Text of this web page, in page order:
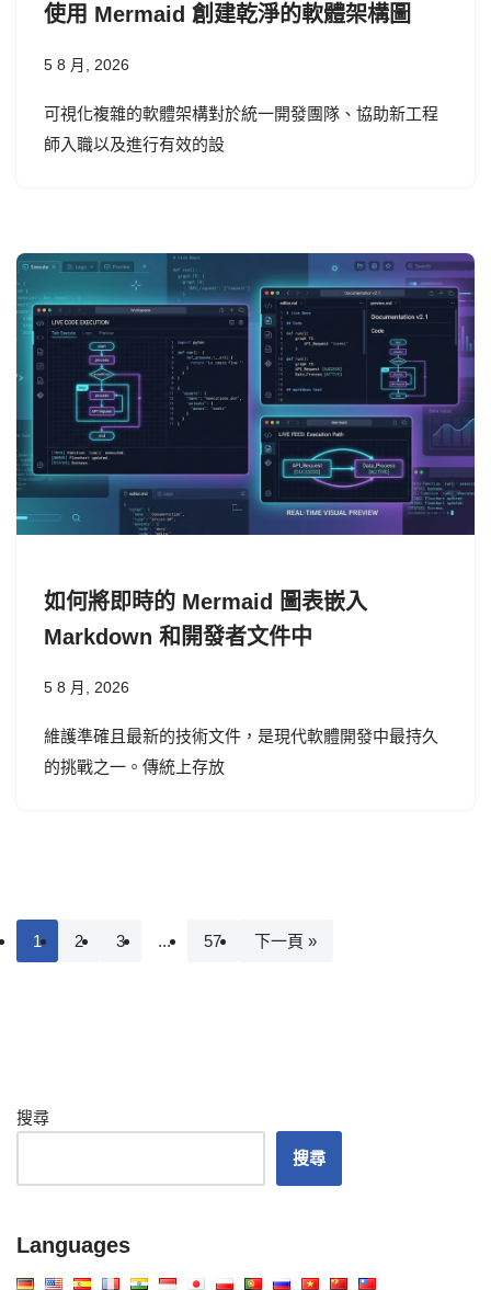
使用 Mermaid 創建乾淨的軟體架構圖
5 8 月, 2026
可視化複雜的軟體架構對於統一開發團隊、協助新工程
師入職以及進行有效的設
如何將即時的 Mermaid 圖表嵌入
Markdown 和開發者文件中
5 8 月, 2026
維護準確且最新的技術文件，是現代軟體開發中最持久
的挑戰之一。傳統上存放
1 2 3 ... 57 下一頁 »
搜尋
搜尋
Languages